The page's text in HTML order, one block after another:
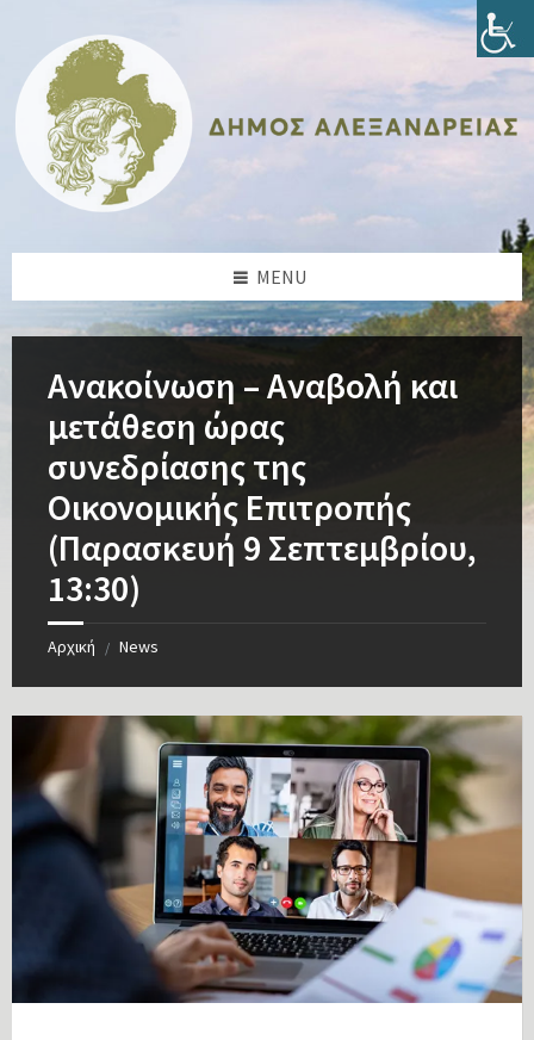
content
sidebar
sidebar
footer
MENU
Ανακοίνωση – Αναβολή και
μετάθεση ώρας
συνεδρίασης της
Οικονομικής Επιτροπής
(Παρασκευή 9 Σεπτεμβρίου,
13:30)
Αρχική / News